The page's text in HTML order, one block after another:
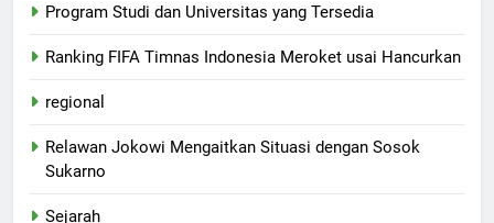
Program Studi dan Universitas yang Tersedia
Ranking FIFA Timnas Indonesia Meroket usai Hancurkan
regional
Relawan Jokowi Mengaitkan Situasi dengan Sosok
Sukarno
Sejarah